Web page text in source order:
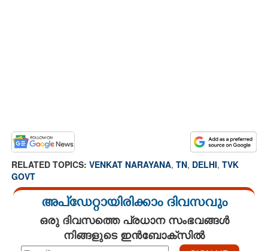
RELATED TOPICS: VENKAT NARAYANA, TN, DELHI, TVK
GOVT
അപ്ഡേറ്റായിരിക്കാം ദിവസവും
ഒരു ദിവസത്തെ പ്രധാന സംഭവങ്ങൾ
നിങ്ങളുടെ ഇൻബോക്സിൽ